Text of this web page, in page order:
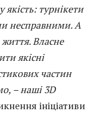
якість: турнікети
несправними. А
Власне
якісні
частин
– наші 3D
ініціативи